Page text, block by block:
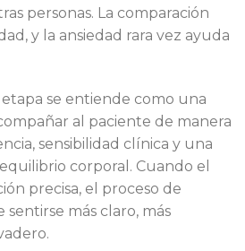
personas. La comparación
y la ansiedad rara vez ayuda
etapa se entiende como una
al paciente de manera
sensibilidad clínica y una
corporal. Cuando el
precisa, el proceso de
más claro, más